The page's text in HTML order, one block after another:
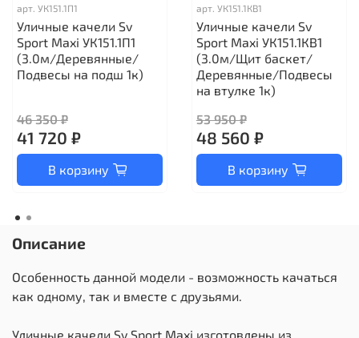
арт. УК151.1П1
Уличные качели Sv
Sport Maxi УК151.1П1
(3.0м/Деревянные/
Подвесы на подш 1к)
46 350 ₽
41 720 ₽
В корзину
арт. УК151.1КВ1
Уличные качели Sv
Sport Maxi УК151.1КВ1
(3.0м/Щит баскет/
Деревянные/Подвесы
на втулке 1к)
53 950 ₽
48 560 ₽
В корзину
Описание
Особенность данной модели - возможность качаться
как одному, так и вместе с друзьями.
Уличные качели Sv Sport Maxi изготовлены из